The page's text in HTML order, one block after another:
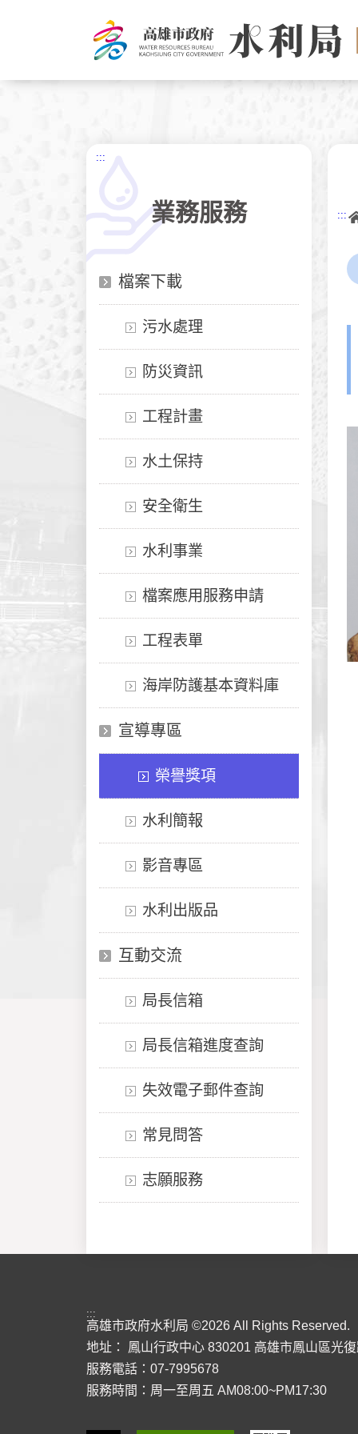
:::
業務服務
檔案下載
污水處理
防災資訊
工程計畫
水土保持
安全衛生
水利事業
檔案應用服務申請
工程表單
海岸防護基本資料庫
宣導專區
榮譽獎項
水利簡報
影音專區
水利出版品
互動交流
局長信箱
局長信箱進度查詢
失效電子郵件查詢
常見問答
志願服務
:::
:::
高雄市政府水利局 ©2026 All Rights Reserved.
地址：
鳳山行政中心 830201 高雄市鳳山區光
服務電話：07-7995678
服務時間：周一至周五 AM08:00~PM17:30